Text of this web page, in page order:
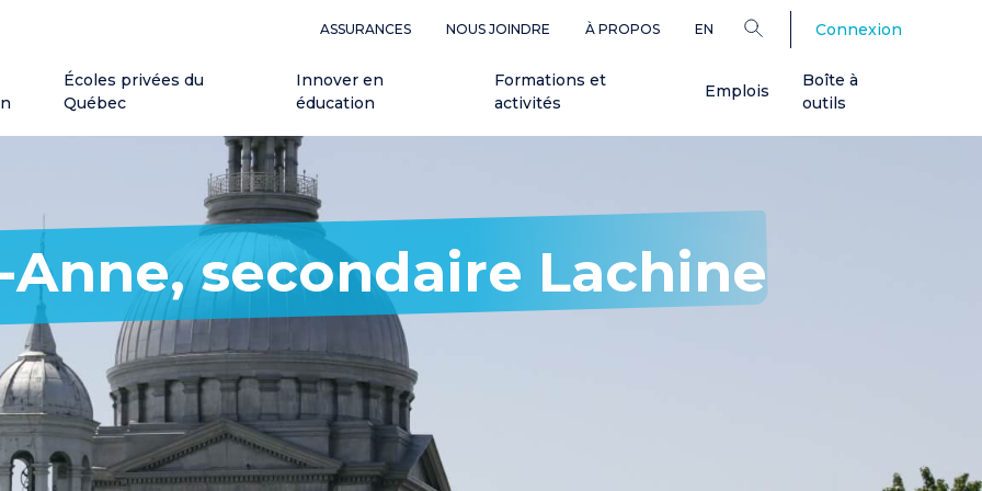
ASSURANCES NOUS JOINDRE À PROPOS EN Connexion
Écoles privées du
Québec
Innover en
éducation
Formations et
activités
Emplois
Boîte à
outils
secondaire Lachine